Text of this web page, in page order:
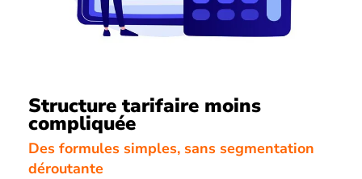
Structure tarifaire moins
compliquée
Des formules simples, sans segmentation
déroutante